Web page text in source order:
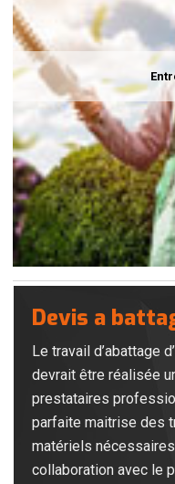
Devis a
Le travail d’abattage
devrait être réalisée
prestataires
parfaite maitrise des
matériels
collaboration avec le